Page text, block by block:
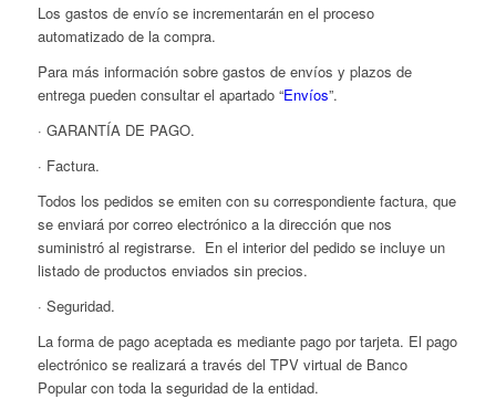
Los gastos de envío se incrementarán en el proceso
automatizado de la compra.
Para más información sobre gastos de envíos y plazos de
entrega pueden consultar el apartado “Envíos”.
· GARANTÍA DE PAGO.
· Factura.
Todos los pedidos se emiten con su correspondiente factura, que
se enviará por correo electrónico a la dirección que nos
suministró al registrarse. En el interior del pedido se incluye un
listado de productos enviados sin precios.
· Seguridad.
La forma de pago aceptada es mediante pago por tarjeta. El pago
electrónico se realizará a través del TPV virtual de Banco
Popular con toda la seguridad de la entidad.